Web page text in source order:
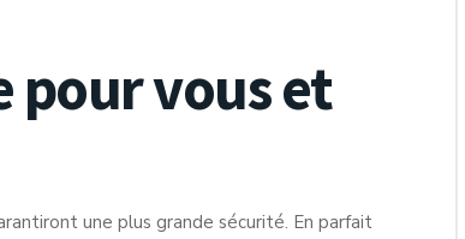
pour vous et
une plus grande sécurité. En parfait